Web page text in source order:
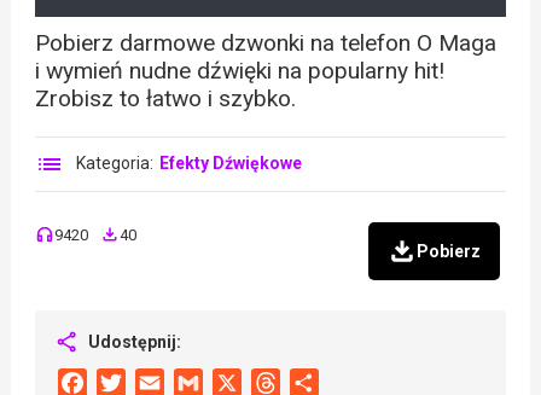
Pobierz darmowe dzwonki na telefon O Maga
i wymień nudne dźwięki na popularny hit!
Zrobisz to łatwo i szybko.
Kategoria: Efekty Dźwiękowe
9420 40
Pobierz
Udostępnij:
FacebookTwitterEmail Gmail Threads